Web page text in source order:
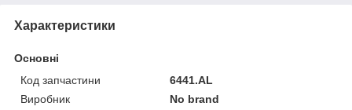
Характеристики
Основні
Код запчастини
6441.AL
Виробник
No brand